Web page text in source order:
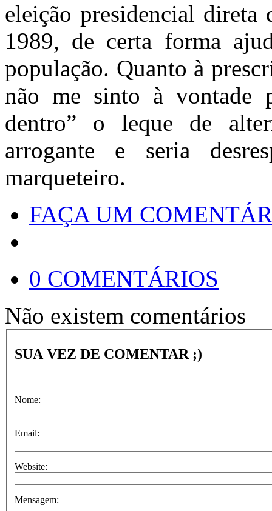
eleição presidencial direta
1989, de certa forma
população. Quanto à
não me sinto à vontade
dentro” o leque de
arrogante e seria
marqueteiro.
FAÇA UM
0 COMENTÁRIOS
Não existem comentários
SUA VEZ DE COMENTAR ;)
Nome:
Email:
Website:
Mensagem: